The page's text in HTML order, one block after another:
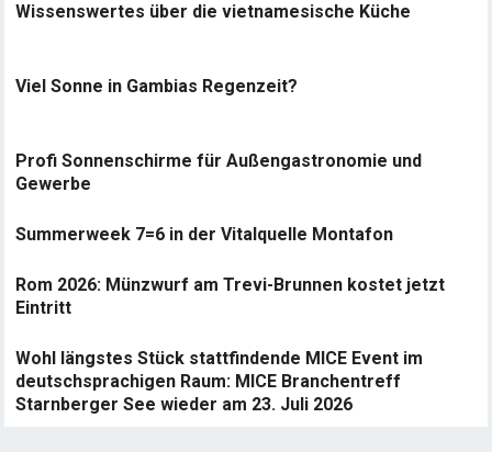
Wissenswertes über die vietnamesische Küche
Viel Sonne in Gambias Regenzeit?
Profi Sonnenschirme für Außengastronomie und
Gewerbe
Summerweek 7=6 in der Vitalquelle Montafon
Rom 2026: Münzwurf am Trevi-Brunnen kostet jetzt
Eintritt
Wohl längstes Stück stattfindende MICE Event im
deutschsprachigen Raum: MICE Branchentreff
Starnberger See wieder am 23. Juli 2026